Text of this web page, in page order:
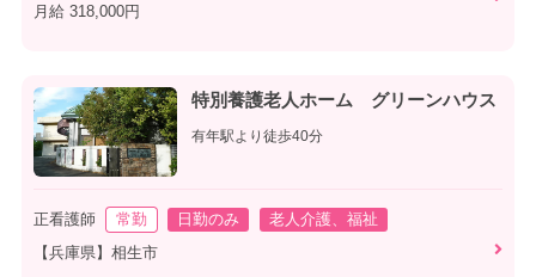
月給 318,000円
特別養護老人ホーム グリーンハウス
有年駅より徒歩40分
正看護師 常勤 日勤のみ
老人介護、福祉
【兵庫県】相生市